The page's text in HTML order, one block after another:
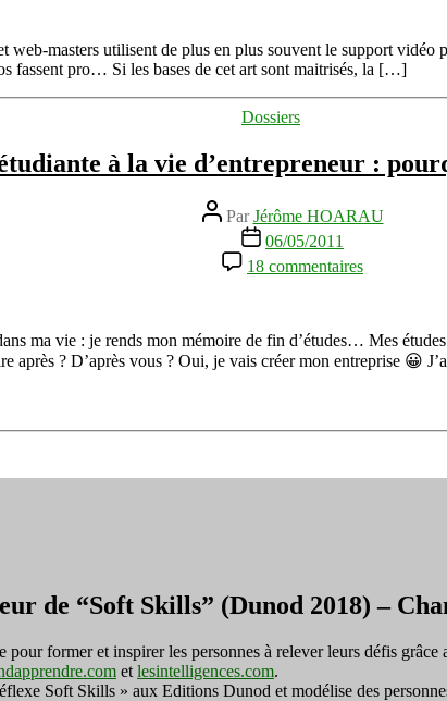
comme
un
vidéo
est
marche
masters utilisent de plus en plus souvent le support
fassent pro… Si les bases de cet art sont maitrisés, la […]
Catégories
Dossiers
à la vie d’entrepreneur :
Auteur
de
l’article
ParJérôme HOARAU
Date
de
l’article
06/05/2011
18 commentaires
De
étudiante
à
:
ma vie : je rends mon mémoire de fin d’études… Mes
? D’après vous ? Oui, je vais créer mon entreprise 😀
de “Soft Skills” (Dunod 2018) –
former et inspirer les personnes à relever leurs défis grâce
et lesintelligences.com.
Soft Skills » aux Editions Dunod et modélise des